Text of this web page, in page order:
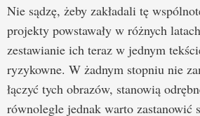
Nie sądzę, żeby zakładali tę
projekty powstawały w różnych
zestawianie ich teraz w jednym
ryzykowne. W żadnym stopniu nie
łączyć tych obrazów, stanowią
równolegle jednak warto zastanowić